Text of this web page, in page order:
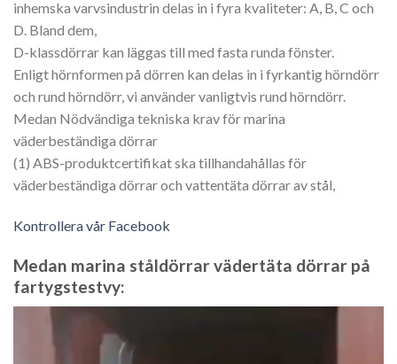
inhemska varvsindustrin delas in i fyra kvaliteter: A, B, C och
D. Bland dem,
D-klassdörrar kan läggas till med fasta runda fönster.
Enligt hörnformen på dörren kan delas in i fyrkantig hörndörr
och rund hörndörr, vi använder vanligtvis rund hörndörr.
Medan Nödvändiga tekniska krav för marina
väderbeständiga dörrar
(1) ABS-produktcertifikat ska tillhandahållas för
väderbeständiga dörrar och vattentäta dörrar av stål,
Kontrollera vår Facebook
Medan marina ståldörrar vädertäta dörrar på
fartygstestvy: